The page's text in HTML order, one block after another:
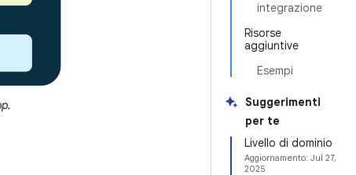
integrazione
Risorse
aggiuntive
Esempi
Suggerimenti
per te
Livello di dominio
Aggiornamento: Jul 27,
2025